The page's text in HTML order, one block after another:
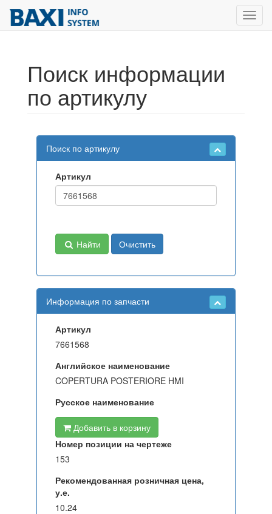
Поиск информации
по артикулу
Поиск по артикулу
Артикул
Найти Очистить
Информация по запчасти
Артикул
7661568
Английское наименование
COPERTURA POSTERIORE HMI
Русское наименование
Добавить в корзину
Номер позиции на чертеже
153
Рекомендованная розничная цена,
у.е.
10.24